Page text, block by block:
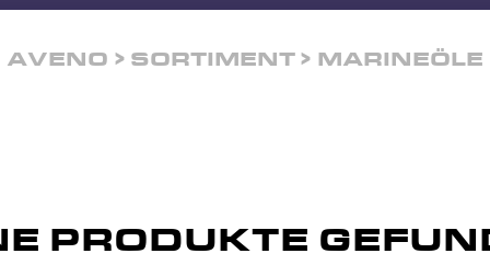
AVENO SORTIMENT MARINEÖLE
PRODUKTE